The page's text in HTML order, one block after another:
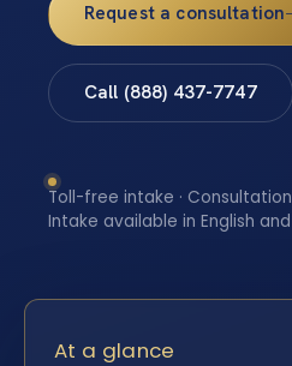
Request a consultation
Call (888) 437-7747
Toll-free intake ·
Intake available in English
At a glance